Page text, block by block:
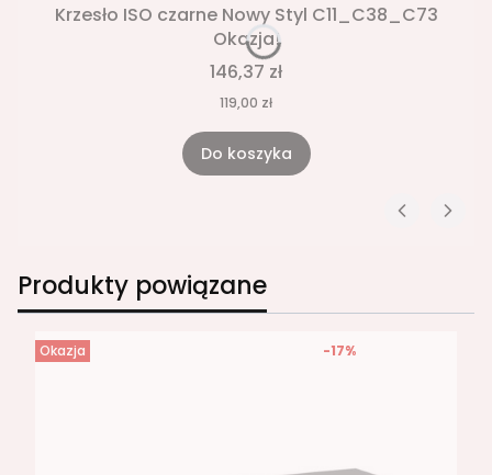
Krzesło ISO czarne Nowy Styl C11_C38_C73
Okazja!
146,37 zł
119,00 zł
Do koszyka
Produkty powiązane
Okazja -17%